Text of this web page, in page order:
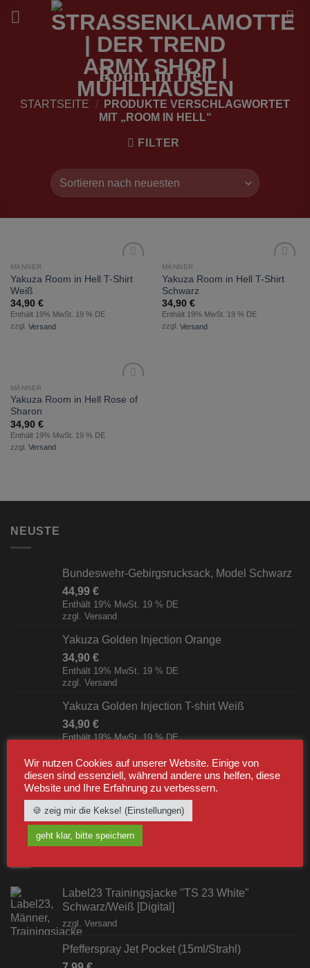
Inhalt
Room in Hell
STARTSEITE /
PRODUKTE VERSCHLAGWORTET
MIT „ROOM IN HELL“
FILTER
Wunschliste
MÄNNER
Yakuza Room in Hell T-Shirt
Weiß
34,90 €
Enthält 19% MwSt. 19 % DE
zzgl. Versand
Wunschliste
MÄNNER
Yakuza Room in Hell T-Shirt
Schwarz
34,90 €
Enthält 19% MwSt. 19 % DE
zzgl. Versand
Wunschliste
MÄNNER
Yakuza Room in Hell Rose of
Sharon
34,90 €
Enthält 19% MwSt. 19 % DE
zzgl. Versand
NEUSTE
Bundeswehr-Gebirgsrucksack, Model Schwarz
44,99 €
Enthält 19% MwSt. 19 % DE
zzgl. Versand
Yakuza Golden Injection Orange
34,90 €
Enthält 19% MwSt. 19 % DE
zzgl. Versand
Yakuza Golden Injection T-shirt Weiß
34,90 €
Enthält 19% MwSt. 19 % DE
Yakuza The American Breakfast T-shirt Schwarz
34,90€
zzgl.Versand
BESTSELLER
Label23 Trainingsjacke "TS 23 White"
Schwarz/Weiß [Digital]
zzgl. Versand
Pfefferspray Jet Pocket (15ml/Strahl)
Wir nutzen Cookies auf unserer Website. Einige von
diesen sind essenziell, während andere uns helfen, diese
Website und Ihre Erfahrung zu verbessern.
🍪 zeig mir die Kekse! (Einstellungen)
geht klar, bitte speichern